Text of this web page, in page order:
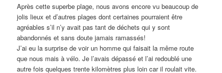
Après cette superbe plage, nous avons encore vu beaucoup de
jolis lieux et d’autres plages dont certaines pourraient être
agréables s’il n’y avait pas tant de déchets qui y sont
abandonnés et sans doute jamais ramassés!
J’ai eu la surprise de voir un homme qui faisait la même route
que nous mais à vélo. Je l’avais dépassé et l’ai redoublé une
autre fois quelques trente kilomètres plus loin car il roulait vite.